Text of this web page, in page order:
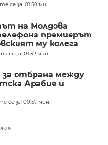
се за: 01:50 мин.
на Молдова
премиерът
му колега
се за: 01:32 мин.
за отбрана между
Арабия и
се за: 00:57 мин.